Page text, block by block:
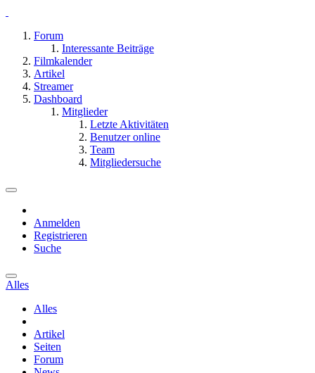
Forum
Interessante Beiträge
Filmkalender
Artikel
Streamer
Dashboard
Mitglieder
Letzte Aktivitäten
Benutzer online
Team
Mitgliedersuche
Anmelden
Registrieren
Suche
Alles
Alles
Artikel
Seiten
Forum